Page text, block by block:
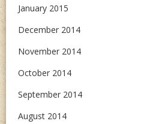
January 2015
December 2014
November 2014
October 2014
September 2014
August 2014